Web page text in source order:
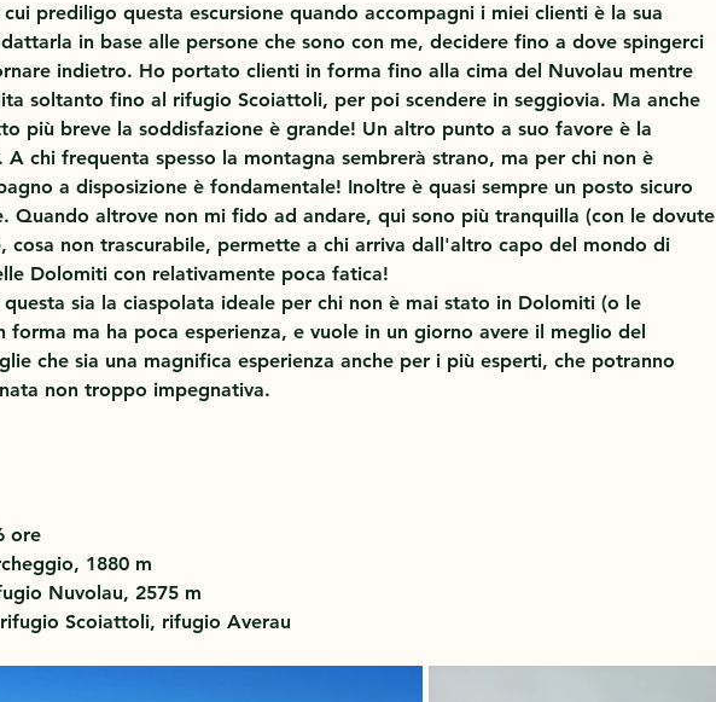
prediligo questa escursione quando accompagni i miei clienti è la sua
in base alle persone che sono con me, decidere fino a dove spingerci
indietro. Ho portato clienti in forma fino alla cima del Nuvolau mentre
soltanto fino al rifugio Scoiattoli, per poi scendere in seggiovia. Ma anche
più breve la soddisfazione è grande! Un altro punto a suo favore è la
A chi frequenta spesso la montagna sembrerà strano, ma per chi non è
a disposizione è fondamentale! Inoltre è quasi sempre un posto sicuro
Quando altrove non mi fido ad andare, qui sono più tranquilla (con le dovute
cosa non trascurabile, permette a chi arriva dall'altro capo del mondo di
Dolomiti con relativamente poca fatica!
sia la ciaspolata ideale per chi non è mai stato in Dolomiti (o le
forma ma ha poca esperienza, e vuole in un giorno avere il meglio del
che sia una magnifica esperienza anche per i più esperti, che potranno
non troppo impegnativa.
ore
1880 m
Nuvolau, 2575 m
Scoiattoli, rifugio Averau